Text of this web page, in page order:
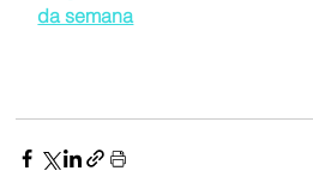
da semana